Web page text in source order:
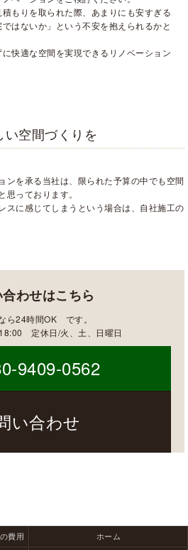
もりを取られた際、あまりにも安すぎる
はないか」という不安を抱えられるかと
快適な空間を実現できるリノベーション
空間づくりを
ンを承る当社は、限られた予算の中でも空間
っております。
スに感じてしまうという場合は、自社施工の
わせはこちら
24時間OK です。
定休日/火、土、日曜日
9409-0562
い合わせ
費用 ホーム